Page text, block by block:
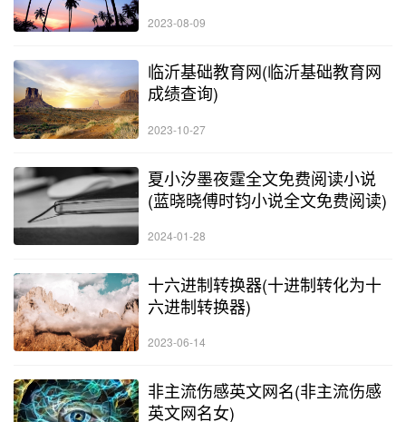
2023-08-09
临沂基础教育网(临沂基础教育网
成绩查询)
2023-10-27
夏小汐墨夜霆全文免费阅读小说
(蓝晓晓傅时钧小说全文免费阅读)
2024-01-28
十六进制转换器(十进制转化为十
六进制转换器)
2023-06-14
非主流伤感英文网名(非主流伤感
英文网名女)